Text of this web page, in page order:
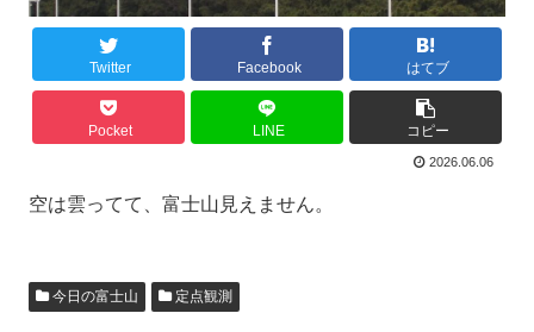
Twitter Facebook はてブ
Pocket LINE コピー
2026.06.06
空は雲ってて、富士山見えません。
今日の富士山 定点観測